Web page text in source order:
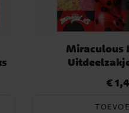
Miraculous
Prijs:€
€